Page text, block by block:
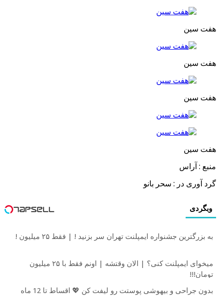
هفت سین
هفت سین
هفت سین
هفت سین
منبع : آراس
گرد آوری در : سحر بانو
وبگردی
به بزرگترین جشنواره ایمپلنت تهران سر بزنید ! | فقط ۲۵ میلیون !
میخوای ایمپلنت کنی؟ | الان وقتشه | اونم فقط با ۲۵ میلیون
تومان!!!
بدون جراحی و بیهوشی پوستت رو لیفت کن 💖 اقساط تا 12 ماه